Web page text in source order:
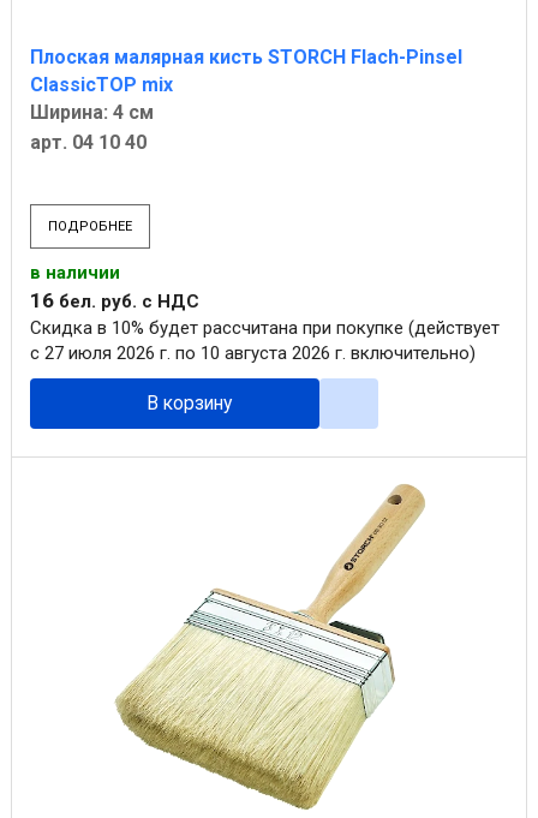
Плоская малярная кисть STORCH Flach-Pinsel
ClassicTOP mix
Ширина: 4 см
арт. 04 10 40
ПОДРОБНЕЕ
в наличии
16 бел. руб. с НДС
Скидка в 10% будет рассчитана при покупке (действует
с 27 июля 2026 г. по 10 августа 2026 г. включительно)
В корзину